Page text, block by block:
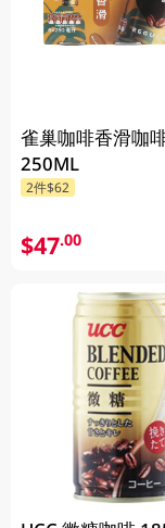
雀巢咖啡香滑咖
250ML
2件$62
$47.00